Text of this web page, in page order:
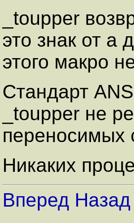
_toupper
это знак от a
этого макро
Стандарт
_toupper не
переносимых
Никаких
Вперед Назад